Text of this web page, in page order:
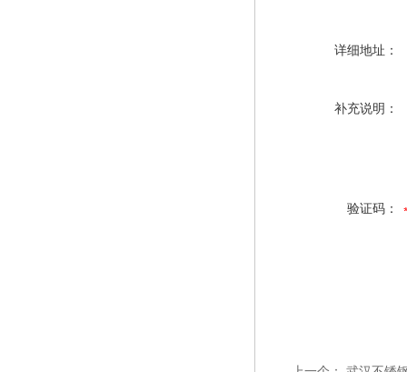
详细地址：
补充说明：
验证码：